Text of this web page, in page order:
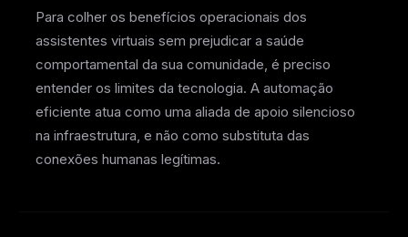
Para colher os benefícios operacionais dos
assistentes virtuais sem prejudicar a saúde
comportamental da sua comunidade, é preciso
entender os limites da tecnologia. A automação
eficiente atua como uma aliada de apoio silencioso
na infraestrutura, e não como substituta das
conexões humanas legítimas.